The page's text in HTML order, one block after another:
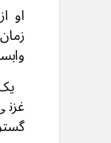
او